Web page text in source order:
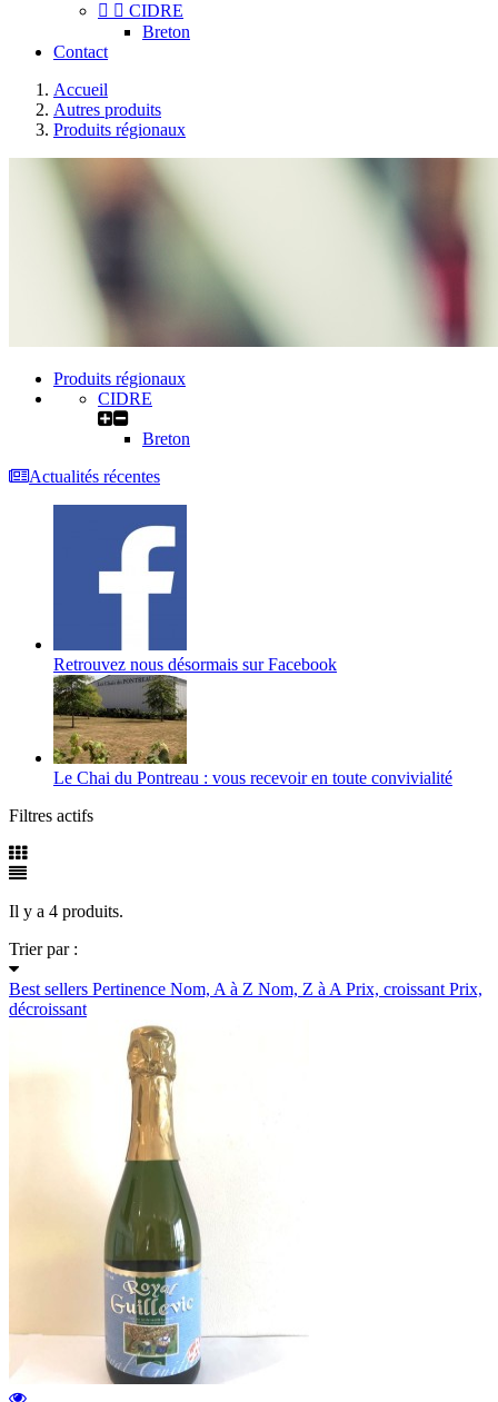
  CIDRE
Breton
Contact
Accueil
Autres produits
Produits régionaux
Produits régionaux
CIDRE
Breton
Actualités récentes
Retrouvez nous désormais sur Facebook
Le Chai du Pontreau : vous recevoir en toute convivialité
Filtres actifs
Il y a 4 produits.
Trier par :
Best sellers Pertinence Nom, A à Z Nom, Z à A Prix, croissant Prix,
décroissant